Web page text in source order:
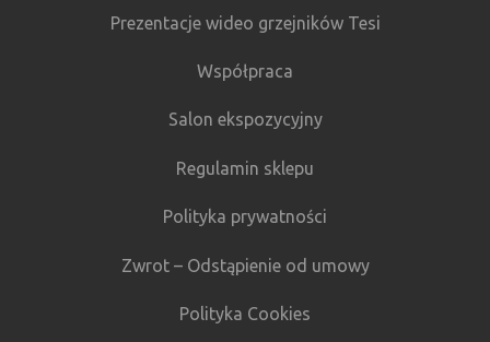
Prezentacje wideo grzejników Tesi
Współpraca
Salon ekspozycyjny
Regulamin sklepu
Polityka prywatności
Zwrot – Odstąpienie od umowy
Polityka Cookies